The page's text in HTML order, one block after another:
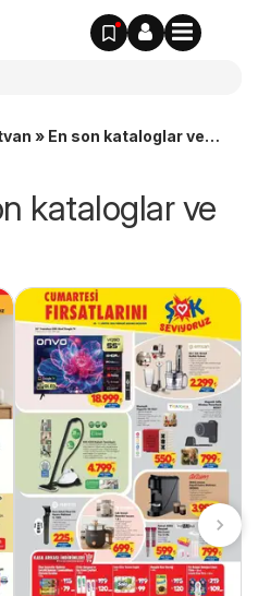
» En son kataloglar ve
kataloglar ve